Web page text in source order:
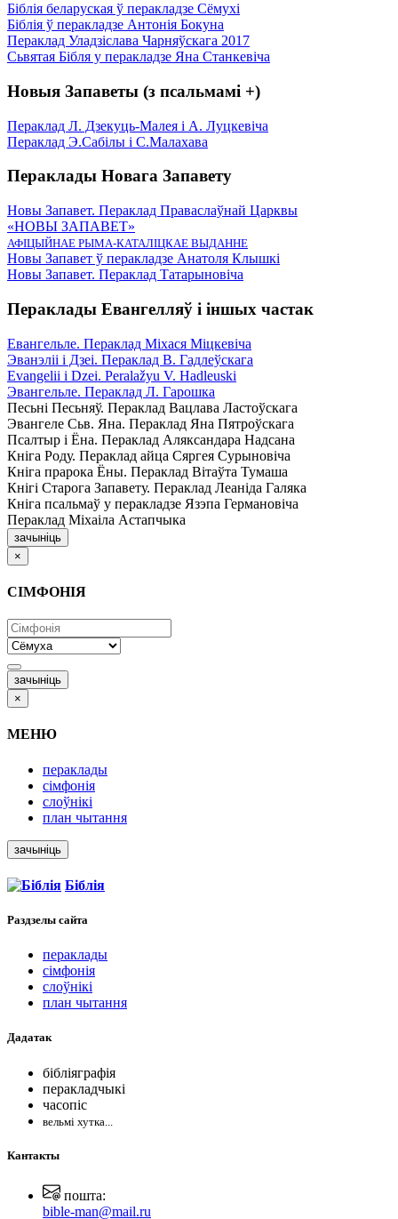
Біблія беларуская ў перакладзе Сёмухі
Біблія ў перакладзе Антонія Бокуна
Пераклад Уладзіслава Чарняўскага 2017
Сьвятая Бібля у перакладзе Яна Станкевіча
Новыя Запаветы (з псальмамі +)
Пераклад Л. Дзекуць-Малея і А. Луцкевіча
Пераклад Э.Сабілы і С.Малахава
Пераклады Новага Запавету
Новы Запавет. Пераклад Праваслаўнай Царквы
«НОВЫ ЗАПАВЕТ»
АФІЦЫЙНАЕ РЫМА-КАТАЛІЦКАЕ ВЫДАННЕ
Новы Запавет ў перакладзе Анатоля Клышкi
Новы Запавет. Пераклад Татарыновіча
Пераклады Евангелляў і іншых частак
Евангельле. Пераклад Міхася Міцкевіча
Эванэліі і Дзеі. Пераклад В. Гадлеўскага
Evangelii і Dzei. Рeralažyu V. Hadleuski
Эвангельле. Пераклад Л. Гарошка
Песьні Песьняў. Пераклад Вацлава Ластоўскага
Эвангеле Сьв. Яна. Пераклад Яна Пятроўскага
Псалтыр i Ёна. Пераклад Аляксандара Надсана
Кніга Роду. Пераклад айца Сяргея Сурыновіча
Кніга прарока Ёны. Пераклад Вітаўта Тумаша
Кнігі Старога Запавету. Пераклад Леаніда Галяка
Кніга псальмаў у перакладзе Язэпа Германовіча
Пераклад Міхаіла Астапчыка
зачыніць
×
СІМФОНІЯ
зачыніць
×
МЕНЮ
пераклады
сімфонія
слоўнікі
план чытання
зачыніць
Біблія
Раздзелы сайта
пераклады
сімфонія
слоўнікі
план чытання
Дадатак
бібліяграфія
перакладчыкі
часопіс
вельмі хутка...
Кантакты
пошта:
bible-man@mail.ru